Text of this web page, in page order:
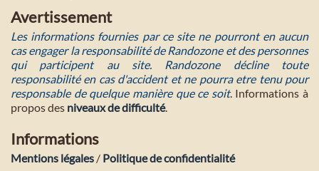
Avertissement
Les informations fournies par ce site ne pourront en aucun
cas engager la responsabilité de Randozone et des personnes
qui participent au site. Randozone décline toute
responsabilité en cas d'accident et ne pourra etre tenu pour
responsable de quelque manière que ce soit. Informations à
propos des niveaux de difficulté.
Informations
Mentions légales / Politique de confidentialité